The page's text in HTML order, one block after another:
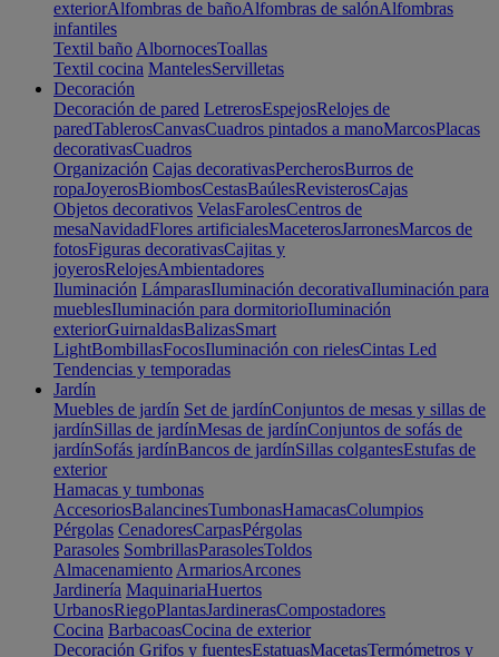
exteriorAlfombras de bañoAlfombras de salónAlfombras
infantiles
Textil baño AlbornocesToallas
Textil cocina MantelesServilletas
Decoración
Decoración de pared LetrerosEspejosRelojes de
paredTablerosCanvasCuadros pintados a manoMarcosPlacas
decorativasCuadros
Organización Cajas decorativasPercherosBurros de
ropaJoyerosBiombosCestasBaúlesRevisterosCajas
Objetos decorativos VelasFarolesCentros de
mesaNavidadFlores artificialesMaceterosJarronesMarcos de
fotosFiguras decorativasCajitas y
joyerosRelojesAmbientadores
Iluminación LámparasIluminación decorativaIluminación para
mueblesIluminación para dormitorioIluminación
exteriorGuirnaldasBalizasSmart
LightBombillasFocosIluminación con rielesCintas Led
Tendencias y temporadas
Jardín
Muebles de jardín Set de jardínConjuntos de mesas y sillas de
jardínSillas de jardínMesas de jardínConjuntos de sofás de
jardínSofás jardínBancos de jardínSillas colgantesEstufas de
exterior
Hamacas y tumbonas
AccesoriosBalancinesTumbonasHamacasColumpios
Pérgolas CenadoresCarpasPérgolas
Parasoles SombrillasParasolesToldos
Almacenamiento ArmariosArcones
Jardinería MaquinariaHuertos
UrbanosRiegoPlantasJardinerasCompostadores
Cocina BarbacoasCocina de exterior
Decoración Grifos y fuentesEstatuasMacetasTermómetros y